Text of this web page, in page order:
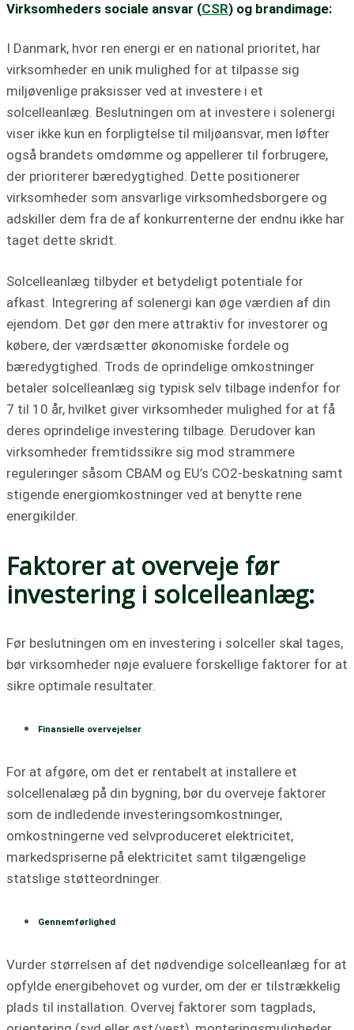
Virksomheders sociale ansvar (CSR) og brandimage:
I Danmark, hvor ren energi er en national prioritet, har
virksomheder en unik mulighed for at tilpasse sig
miljøvenlige praksisser ved at investere i et
solcelleanlæg. Beslutningen om at investere i solenergi
viser ikke kun en forpligtelse til miljøansvar, men løfter
også brandets omdømme og appellerer til forbrugere,
der prioriterer bæredygtighed. Dette positionerer
virksomheder som ansvarlige virksomhedsborgere og
adskiller dem fra de af konkurrenterne der endnu ikke har
taget dette skridt.
Solcelleanlæg tilbyder et betydeligt potentiale for
afkast. Integrering af solenergi kan øge værdien af din
ejendom. Det gør den mere attraktiv for investorer og
købere, der værdsætter økonomiske fordele og
bæredygtighed. Trods de oprindelige omkostninger
betaler solcelleanlæg sig typisk selv tilbage indenfor for
7 til 10 år, hvilket giver virksomheder mulighed for at få
deres oprindelige investering tilbage. Derudover kan
virksomheder fremtidssikre sig mod strammere
reguleringer såsom CBAM og EU’s CO2-beskatning samt
stigende energiomkostninger ved at benytte rene
energikilder.
Faktorer at overveje før
investering i solcelleanlæg:
Før beslutningen om en investering i solceller skal tages,
bør virksomheder nøje evaluere forskellige faktorer for at
sikre optimale resultater.
Finansielle overvejelser
For at afgøre, om det er rentabelt at installere et
solcellenalæg på din bygning, bør du overveje faktorer
som de indledende investeringsomkostninger,
omkostningerne ved selvproduceret elektricitet,
markedspriserne på elektricitet samt tilgængelige
statslige støtteordninger.
Gennemførlighed
Vurder størrelsen af det nødvendige solcelleanlæg for at
opfylde energibehovet og vurder, om der er tilstrækkelig
plads til installation. Overvej faktorer som tagplads,